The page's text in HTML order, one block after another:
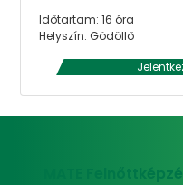
Időtartam: 16 óra
Helyszín: Gödöllő
MATE